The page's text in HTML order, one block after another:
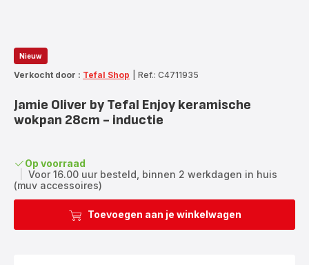
Nieuw
Verkocht door : Tefal Shop Ref.: C4711935
Jamie Oliver by Tefal Enjoy keramische
wokpan 28cm - inductie
Op voorraad
Voor 16.00 uur besteld, binnen 2 werkdagen in huis
(muv accessoires)
Toevoegen aan je winkelwagen